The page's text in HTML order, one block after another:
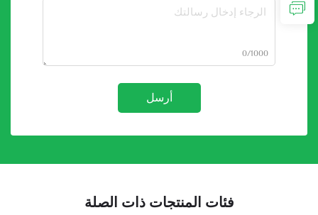
0/1000
أرسل
فئات المنتجات ذات الصلة